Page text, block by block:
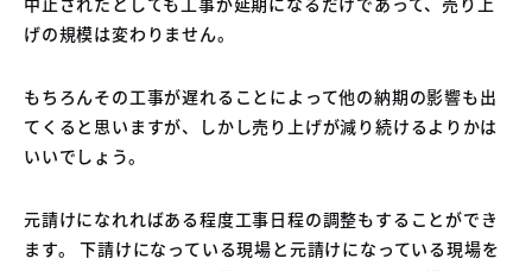
げの規模は変わりません。
もちろんその工事が遅れることによって他の納期の影響も出
てくると思いますが、しかし売り上げが減り続けるよりかは
いいでしょう。
元請けになれればある程度工事日程の調整もすることができ
ます。 下請けになっている現場と元請けになっている現場を